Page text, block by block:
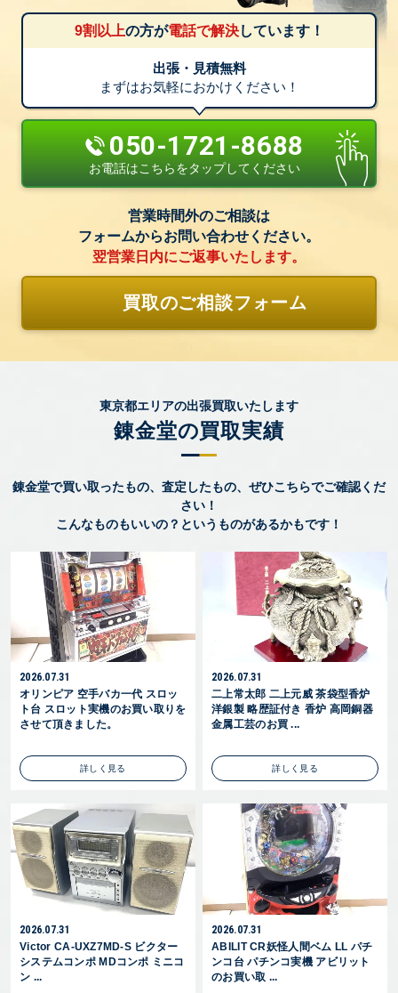
9割以上の方が電話で解決しています！
出張・見積無料
まずはお気軽におかけください！
050-1721-8688
お電話はこちらをタップしてください
営業時間外のご相談は
フォームからお問い合わせください。
翌営業日内にご返事いたします。
買取のご相談フォーム
東京都エリアの出張買取いたします
錬金堂の買取実績
錬金堂で買い取ったもの、査定したもの、ぜひこちらでご確認くだ
さい！
こんなものもいいの？というものがあるかもです！
2026.07.31
オリンピア 空手バカ一代 スロッ
ト台 スロット実機のお買い取りを
させて頂きました。
詳しく見る
2026.07.31
二上常太郎 二上元威 茶袋型香炉
洋銀製 略歴証付き 香炉 高岡銅器
金属工芸のお買 ...
詳しく見る
2026.07.31
Victor CA-UXZ7MD-S ビクター
システムコンポ MDコンポ ミニコ
ン ...
2026.07.31
ABILIT CR妖怪人間ベム LL パチ
ンコ台 パチンコ実機 アビリット
のお買い取 ...